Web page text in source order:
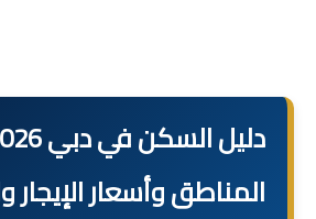
المناطق وأسعار الإيجار